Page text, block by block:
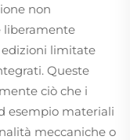
non
liberamente
edizioni limitate
Queste
ciò che i
esempio materiali
meccaniche o